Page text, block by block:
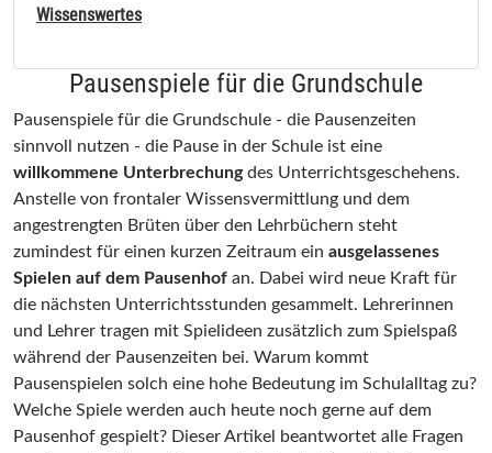
Wissenswertes
Pausenspiele für die Grundschule
Pausenspiele für die Grundschule - die Pausenzeiten
sinnvoll nutzen - die Pause in der Schule ist eine
willkommene Unterbrechungdes Unterrichtsgeschehens.
Anstelle von frontaler Wissensvermittlung und dem
angestrengten Brüten über den Lehrbüchern steht
zumindest für einen kurzen Zeitraum ein ausgelassenes
Spielen auf dem Pausenhof an. Dabei wird neue Kraft für
die nächsten Unterrichtsstunden gesammelt. Lehrerinnen
und Lehrer tragen mit Spielideen zusätzlich zum Spielspaß
während der Pausenzeiten bei. Warum kommt
Pausenspielen solch eine hohe Bedeutung im Schulalltag zu?
Welche Spiele werden auch heute noch gerne auf dem
Pausenhof gespielt? Dieser Artikel beantwortet alle Fragen